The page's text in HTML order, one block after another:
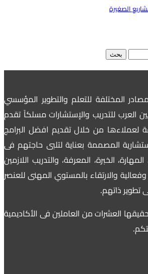
الصغيرة
المختلفة للتعلم والتطوير المؤسسي
العرب للتدريب والإستشارات مسلكاً تقدم
من خلال تقديم افضل البرامج
المصممة بعناية لتلبى حاجتهم فى
الخبرة، المعرفة، والتدريب اللازمين
والارتقاء بالمستوي المهنى للعنصر
تطوير ذاتهم.
العشرات من العاملين فى الأكاديمية